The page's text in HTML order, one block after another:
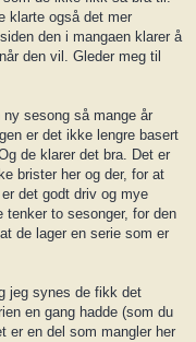
klarte også det mer
den i mangaen klarer å
den vil. Gleder meg til
sesong så mange år
er det ikke lengre basert
de klarer det bra. Det er
brister her og der, for at
det godt driv og mye
tenker to sesonger, for den
de lager en serie som er
jeg synes de fikk det
en gang hadde (som du
er en del som mangler her